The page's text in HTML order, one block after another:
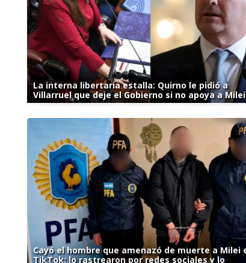
La interna libertaria estalla: Quirno le pidió a
Villarruel que deje el Gobierno si no apoya a Milei
Cayó el hombre que amenazó de muerte a Milei
TikTok: lo rastrearon por redes sociales y lo